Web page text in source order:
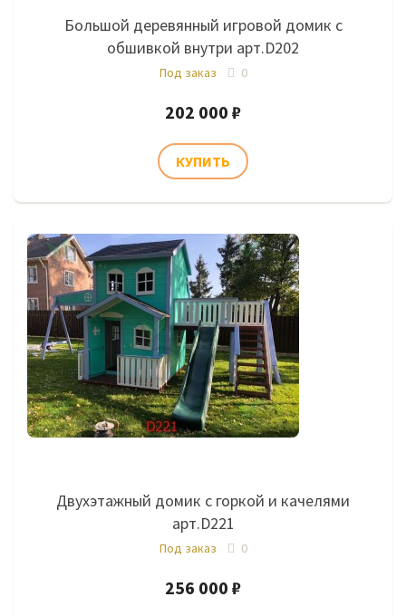
Большой деревянный игровой домик с
обшивкой внутри арт.D202
Под заказ 0
202 000 ₽
Двухэтажный домик с горкой и качелями
арт.D221
Под заказ 0
256 000 ₽